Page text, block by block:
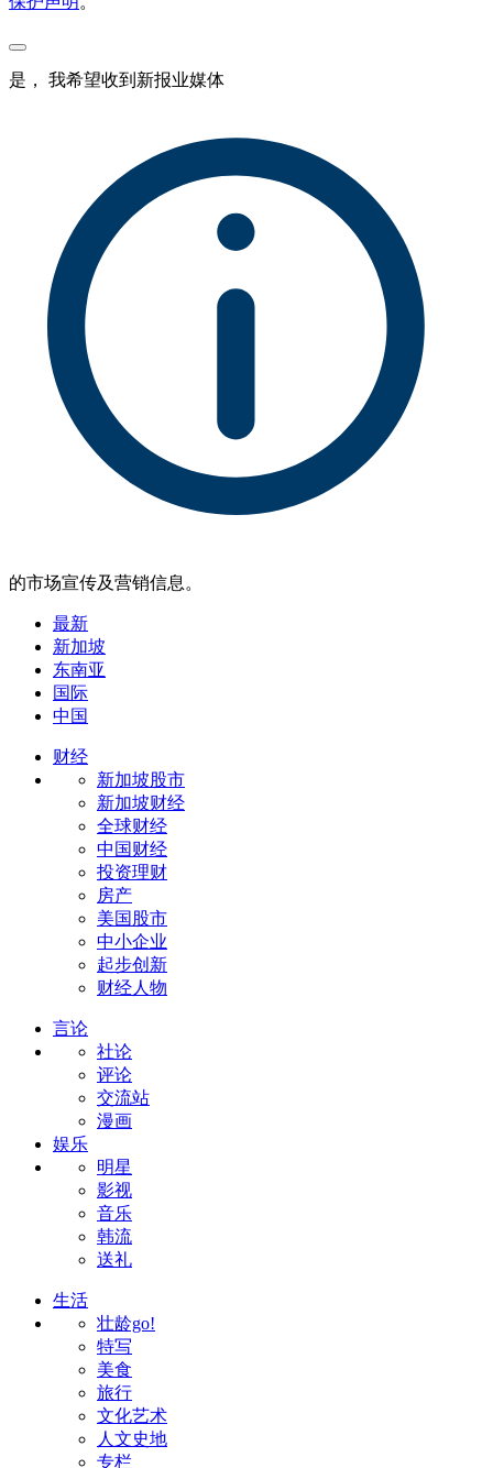
是， 我希望收到新报业媒体
的市场宣传及营销信息。
最新
新加坡
东南亚
国际
中国
财经
新加坡股市
新加坡财经
全球财经
中国财经
投资理财
房产
美国股市
中小企业
起步创新
财经人物
言论
社论
评论
交流站
漫画
娱乐
明星
影视
音乐
韩流
送礼
生活
壮龄go!
特写
美食
旅行
文化艺术
人文史地
专栏